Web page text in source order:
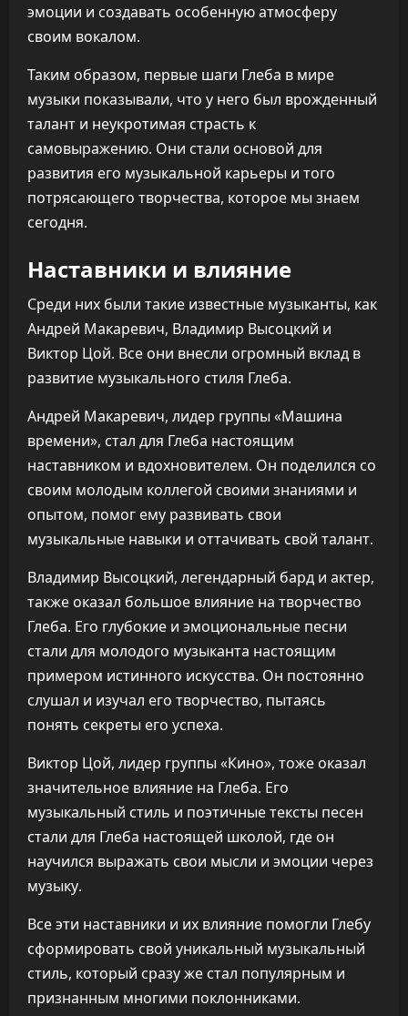
эмоции и создавать особенную атмосферу
своим вокалом.
Таким образом, первые шаги Глеба в мире
музыки показывали, что у него был врожденный
талант и неукротимая страсть к
самовыражению. Они стали основой для
развития его музыкальной карьеры и того
потрясающего творчества, которое мы знаем
сегодня.
Наставники и влияние
Среди них были такие известные музыканты, как
Андрей Макаревич, Владимир Высоцкий и
Виктор Цой. Все они внесли огромный вклад в
развитие музыкального стиля Глеба.
Андрей Макаревич, лидер группы «Машина
времени», стал для Глеба настоящим
наставником и вдохновителем. Он поделился со
своим молодым коллегой своими знаниями и
опытом, помог ему развивать свои
музыкальные навыки и оттачивать свой талант.
Владимир Высоцкий, легендарный бард и актер,
также оказал большое влияние на творчество
Глеба. Его глубокие и эмоциональные песни
стали для молодого музыканта настоящим
примером истинного искусства. Он постоянно
слушал и изучал его творчество, пытаясь
понять секреты его успеха.
Виктор Цой, лидер группы «Кино», тоже оказал
значительное влияние на Глеба. Его
музыкальный стиль и поэтичные тексты песен
стали для Глеба настоящей школой, где он
научился выражать свои мысли и эмоции через
музыку.
Все эти наставники и их влияние помогли Глебу
сформировать свой уникальный музыкальный
стиль, который сразу же стал популярным и
признанным многими поклонниками.